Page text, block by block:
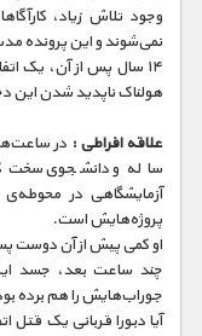
وجود تلاش زیاد،
نمی‌‎شوند و این پرونده مدت طولانی حل نشده باقی می‌ماند.
۱۴ سال پس از آن، یک
هولناک ناپدید شدن این
علاقه افراطی :
ساله‌ و دانشجوی
آزمایشگاهی در
پروژه‌هایش است.
او کمی پیش از آن دوست
چند ساعت بعد، جسد
جوراب‌هایش را هم برده
آیا دبورا قربانی یک قتل